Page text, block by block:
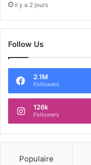
il y a 2 jours
Follow Us
2.1M
Followers
126k
Followers
Populaire